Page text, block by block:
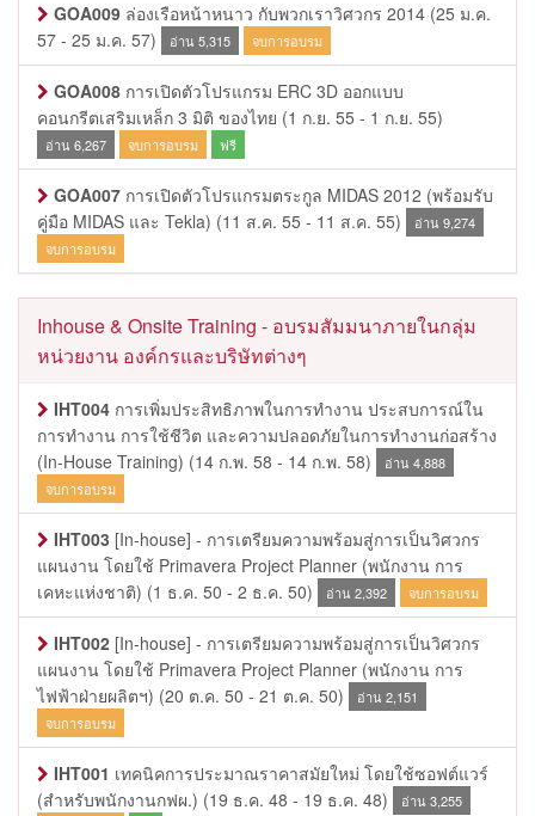
GOA009 ล่องเรือหน้าหนาว กับพวกเราวิศวกร 2014 (25 ม.ค.
57 - 25 ม.ค. 57)
อ่าน 5,315 จบการอบรม
GOA008 การเปิดตัวโปรแกรม ERC 3D ออกแบบ
คอนกรีตเสริมเหล็ก 3 มิติ ของไทย (1 ก.ย. 55 - 1 ก.ย. 55)
อ่าน 6,267 จบการอบรม ฟรี
GOA007 การเปิดตัวโปรแกรมตระกูล MIDAS 2012 (พร้อมรับ
คู่มือ MIDAS และ Tekla) (11 ส.ค. 55 - 11 ส.ค. 55)
อ่าน 9,274
จบการอบรม
Inhouse & Onsite Training - อบรมสัมมนาภายในกลุ่ม
หน่วยงาน องค์กรและบริษัทต่างๆ
IHT004 การเพิ่มประสิทธิภาพในการทำงาน ประสบการณ์ใน
การทำงาน การใช้ชีวิต และความปลอดภัยในการทำงานก่อสร้าง
(In-House Training) (14 ก.พ. 58 - 14 ก.พ. 58)
อ่าน 4,888
จบการอบรม
IHT003 [In-house] - การเตรียมความพร้อมสู่การเป็นวิศวกร
แผนงาน โดยใช้ Primavera Project Planner (พนักงาน การ
เคหะแห่งชาติ) (1 ธ.ค. 50 - 2 ธ.ค. 50) อ่าน 2,392 จบการอบรม
IHT002 [In-house] - การเตรียมความพร้อมสู่การเป็นวิศวกร
แผนงาน โดยใช้ Primavera Project Planner (พนักงาน การ
ไฟฟ้าฝ่ายผลิตฯ) (20 ต.ค. 50 - 21 ต.ค. 50)
อ่าน 2,151
จบการอบรม
IHT001 เทคนิคการประมาณราคาสมัยใหม่ โดยใช้ซอฟต์แวร์
(สำหรับพนักงานกฟผ.) (19 ธ.ค. 48 - 19 ธ.ค. 48)
อ่าน 3,255